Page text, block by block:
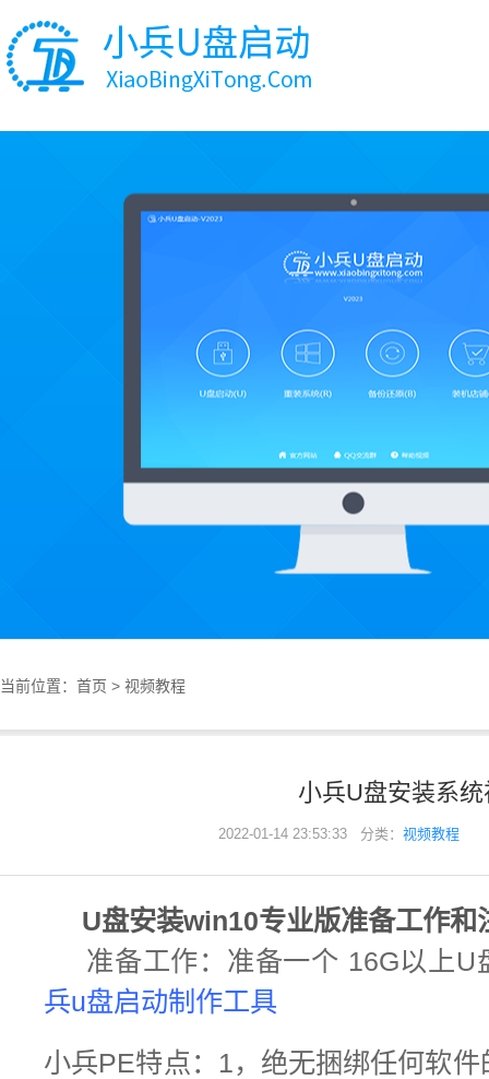
当前位置： 首页 > 视频教程
小兵U盘安装系
2022-01-14 23:53:33 分类： 视频教程
U盘安装win10专业版准备工作和
准备工作：准备一个 16G以上U
兵u盘启动制作工具
小兵PE特点：1，绝无捆绑任何软